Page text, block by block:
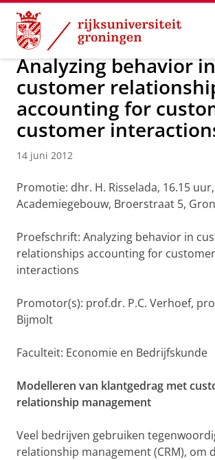
Skip
Content
Skip
Navigation
Over ons Actueel Nieuws
Analyzing behavior in
customer
accounting for
customer
14 juni 2012
Promotie: dhr. H. Risselada, 16.15 uur,
Academiegebouw, Broerstraat 5,
Proefschrift: Analyzing behavior in
relationships accounting for
interactions
Promotor(s): prof.dr. P.C. Verhoef,
Bijmolt
Faculteit: Economie en Bedrijfskunde
Modelleren van klantgedrag met
relationship management
Veel bedrijven gebruiken
relationship management (CRM), om